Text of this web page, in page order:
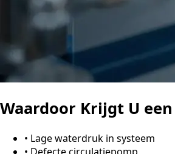
Waardoor Krijgt U
• Lage waterdruk in systeem
• Defecte circulatiepomp